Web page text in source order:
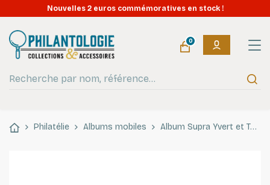
Nouvelles 2 euros commémoratives en stock !
0
Philatélie Albums mobiles Album Supra Yvert et Tellier